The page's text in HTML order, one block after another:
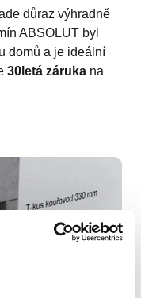
důraz výhradně
ABSOLUT byl
domů a je ideální
30letá záruka na